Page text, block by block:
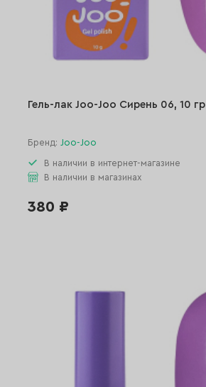
Гель-лак Joo-Joo Сирень 06, 10 гр
Бренд: Joo-Joo
В наличии в интернет-магазине
В наличии в магазинах
380 ₽